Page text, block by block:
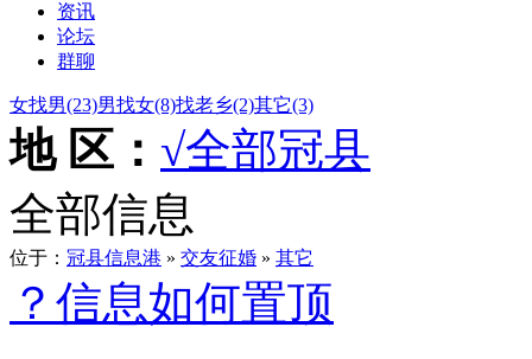
资讯
论坛
群聊
女找男(23)男找女(8)找老乡(2)其它(3)
地 区： √全部冠县
全部信息
位于： 冠县信息港 » 交友征婚 » 其它
？信息如何置顶